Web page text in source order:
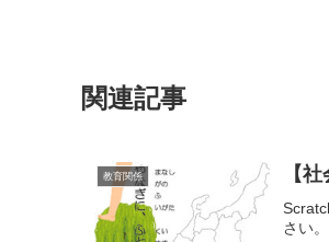
関連記事
教育関係 【
さい。